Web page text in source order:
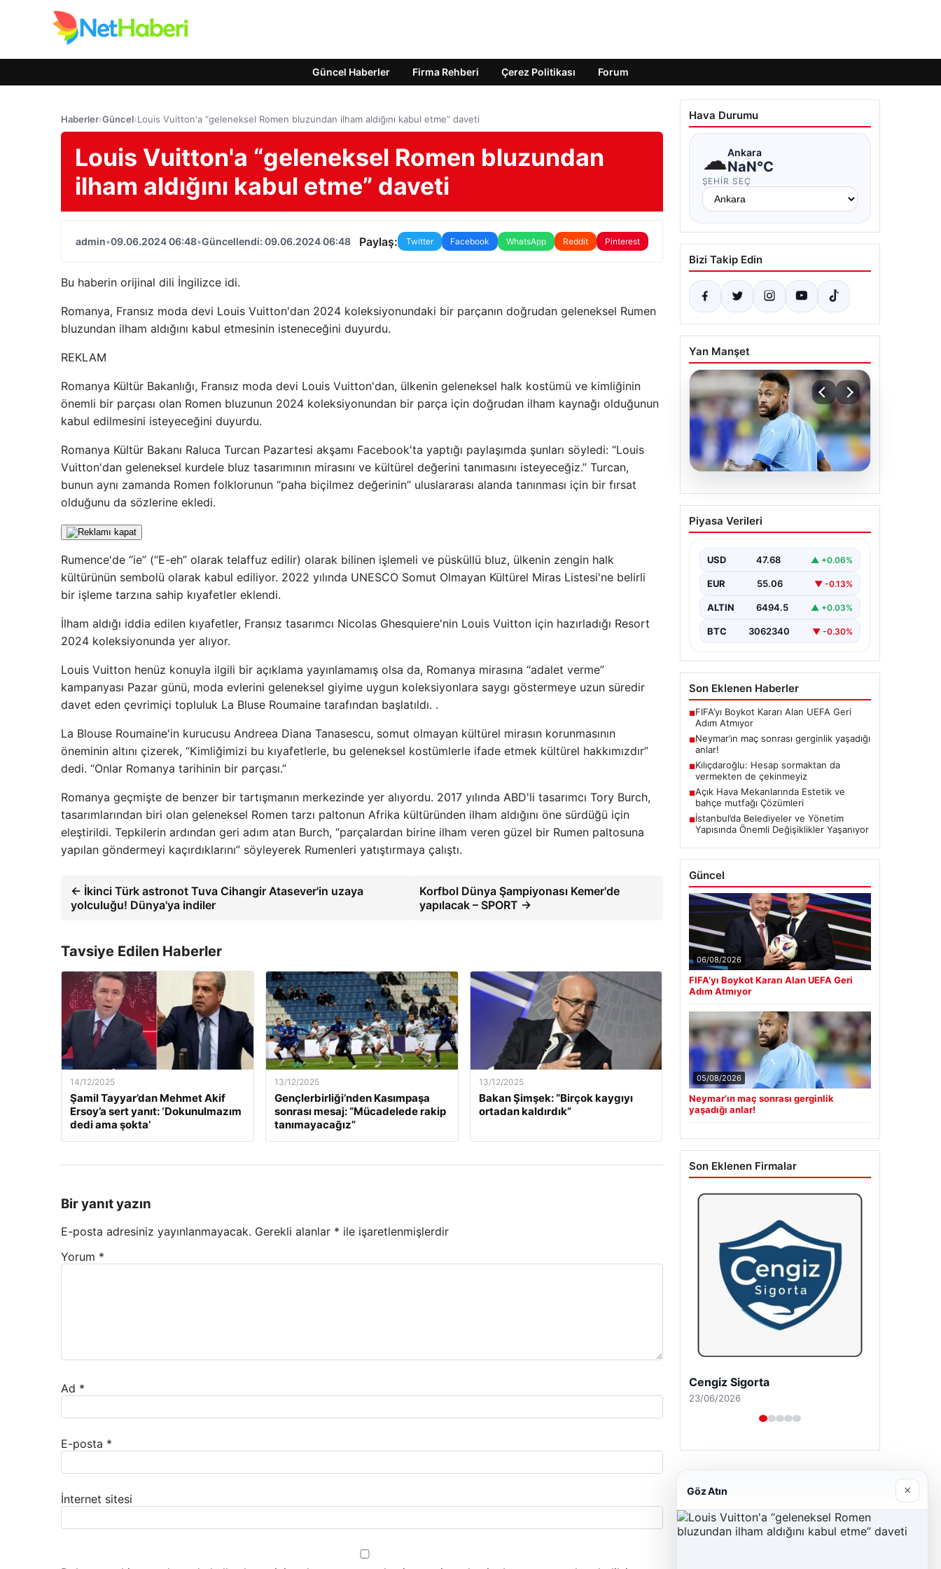
Güncel Haberler Firma Rehberi Çerez Politikası Forum
Haberler›Güncel›Louis Vuitton'a “geleneksel Romen bluzundan ilham aldığını kabul etme” daveti
Louis Vuitton'a “geleneksel Romen bluzundan
ilham aldığını kabul etme” daveti
admin•09.06.2024 06:48•Güncellendi: 09.06.2024 06:48 Paylaş: Twitter Facebook WhatsApp Reddit Pinterest
Bu haberin orijinal dili İngilizce idi.
Romanya, Fransız moda devi Louis Vuitton'dan 2024 koleksiyonundaki bir parçanın doğrudan geleneksel Rumen
bluzundan ilham aldığını kabul etmesinin isteneceğini duyurdu.
REKLAM
Romanya Kültür Bakanlığı, Fransız moda devi Louis Vuitton'dan, ülkenin geleneksel halk kostümü ve kimliğinin
önemli bir parçası olan Romen bluzunun 2024 koleksiyonundan bir parça için doğrudan ilham kaynağı olduğunun
kabul edilmesini isteyeceğini duyurdu.
Romanya Kültür Bakanı Raluca Turcan Pazartesi akşamı Facebook'ta yaptığı paylaşımda şunları söyledi: “Louis
Vuitton'dan geleneksel kurdele bluz tasarımının mirasını ve kültürel değerini tanımasını isteyeceğiz.” Turcan,
bunun aynı zamanda Romen folklorunun “paha biçilmez değerinin” uluslararası alanda tanınması için bir fırsat
olduğunu da sözlerine ekledi.
Rumence'de “ie” (“E-eh” olarak telaffuz edilir) olarak bilinen işlemeli ve püsküllü bluz, ülkenin zengin halk
kültürünün sembolü olarak kabul ediliyor. 2022 yılında UNESCO Somut Olmayan Kültürel Miras Listesi'ne belirli
bir işleme tarzına sahip kıyafetler eklendi.
İlham aldığı iddia edilen kıyafetler, Fransız tasarımcı Nicolas Ghesquiere'nin Louis Vuitton için hazırladığı Resort
2024 koleksiyonunda yer alıyor.
Louis Vuitton henüz konuyla ilgili bir açıklama yayınlamamış olsa da, Romanya mirasına “adalet verme”
kampanyası Pazar günü, moda evlerini geleneksel giyime uygun koleksiyonlara saygı göstermeye uzun süredir
davet eden çevrimiçi topluluk La Bluse Roumaine tarafından başlatıldı. .
La Blouse Roumaine'in kurucusu Andreea Diana Tanasescu, somut olmayan kültürel mirasın korunmasının
öneminin altını çizerek, “Kimliğimizi bu kıyafetlerle, bu geleneksel kostümlerle ifade etmek kültürel hakkımızdır”
dedi. “Onlar Romanya tarihinin bir parçası.”
Romanya geçmişte de benzer bir tartışmanın merkezinde yer alıyordu. 2017 yılında ABD'li tasarımcı Tory Burch,
tasarımlarından biri olan geleneksel Romen tarzı paltonun Afrika kültüründen ilham aldığını öne sürdüğü için
eleştirildi. Tepkilerin ardından geri adım atan Burch, “parçalardan birine ilham veren güzel bir Rumen paltosuna
yapılan göndermeyi kaçırdıklarını” söyleyerek Rumenleri yatıştırmaya çalıştı.
← İkinci Türk astronot Tuva Cihangir Atasever'in uzaya
yolculuğu! Dünya'ya indiler
Korfbol Dünya Şampiyonası Kemer'de
yapılacak – SPORT →
Tavsiye Edilen Haberler
14/12/2025
Şamil Tayyar’dan Mehmet Akif
Ersoy’a sert yanıt: ‘Dokunulmazım
dedi ama şokta’
13/12/2025
Gençlerbirliği’nden Kasımpaşa
sonrası mesaj: “Mücadelede rakip
tanımayacağız”
13/12/2025
Bakan Şimşek: “Birçok kaygıyı
ortadan kaldırdık”
Bir yanıt yazın
E-posta adresiniz yayınlanmayacak. Gerekli alanlar * ile işaretlenmişlerdir
Yorum *
Ad *
E-posta *
İnternet sitesi
Hava Durumu
☁Ankara
NaN°C
ŞEHIR SEÇ
Bizi Takip Edin
Yan Manşet
05.08.2026
Neymar’ın maç sonrası
gerginlik yaşadığı anlar!
Piyasa Verileri
USD 47.68 ▲ +0.06%
EUR 55.06 ▼ -0.13%
ALTIN 6494.5 ▲ +0.03%
BTC 3062340 ▼ -0.30%
Son Eklenen Haberler
■FIFA’yı Boykot Kararı Alan UEFA Geri
Adım Atmıyor
■Neymar’ın maç sonrası gerginlik yaşadığı
anlar!
■Kılıçdaroğlu: Hesap sormaktan da
vermekten de çekinmeyiz
■Açık Hava Mekanlarında Estetik ve
bahçe mutfağı Çözümleri
■İstanbul’da Belediyeler ve Yönetim
Yapısında Önemli Değişiklikler Yaşanıyor
Güncel
06/08/2026
FIFA’yı Boykot Kararı Alan UEFA Geri
Adım Atmıyor
05/08/2026
Neymar’ın maç sonrası gerginlik
yaşadığı anlar!
Son Eklenen Firmalar
Cengiz Sigorta
23/06/2026
Göz Atın ×